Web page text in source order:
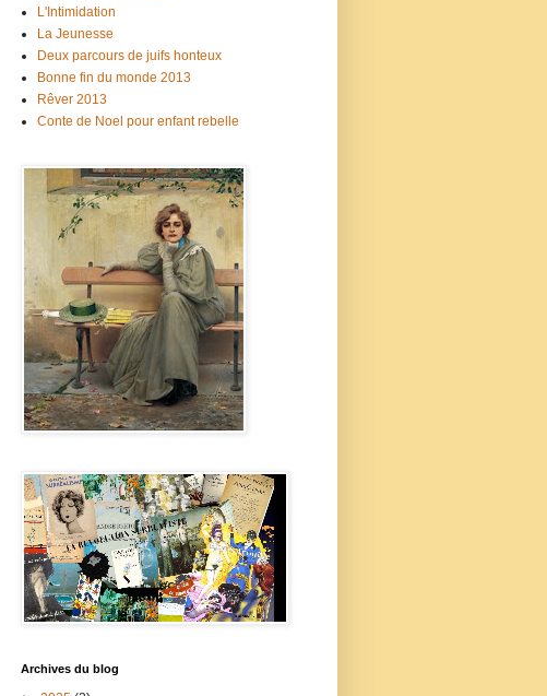
L'Intimidation
La Jeunesse
Deux parcours de juifs honteux
Bonne fin du monde 2013
Rêver 2013
Conte de Noel pour enfant rebelle
Archives du blog